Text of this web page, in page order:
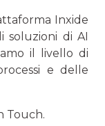
Inxide
soluzioni di AI
il livello di
e delle
Touch.